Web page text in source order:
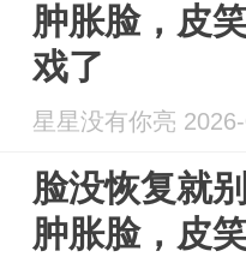
肿胀脸，皮
戏了
星星没有你亮
脸没恢复就
肿胀脸，皮